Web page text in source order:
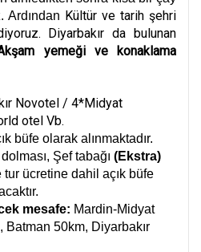
Ardından Kültür ve tarih şehri
Diyarbakır da bulunan
yemeği ve konaklama
Novotel / 4*Midyat
otel Vb.
büfe olarak alınmaktadır.
Şef tabağı (Ekstra)
tur ücretine dahil açık büfe
mesafe: Mardin-Midyat
50km, Diyarbakır